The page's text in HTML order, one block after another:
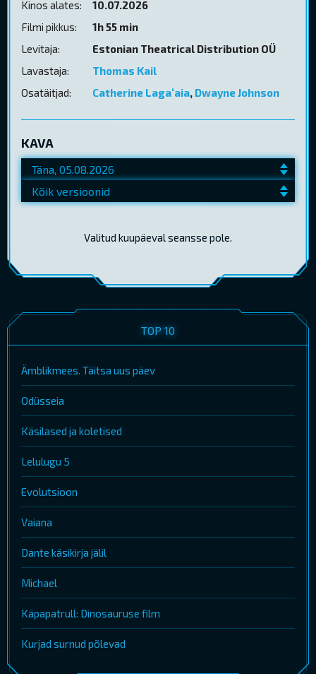
Kinos alates:
10.07.2026
Filmi pikkus:
1h 55 min
Levitaja:
Estonian Theatrical Distribution OÜ
Lavastaja:
Thomas Kail
Osatäitjad:
Catherine Lagaʻaia, Dwayne Johnson
KAVA
Valitud kuupäeval seansse pole.
TOP 10
Ämblikmees. Täitsa uus päev
Odüsseia
Käsilased ja koletised
Lelulugu 5
Evolutsioon
Vaiana
Dante käsikirja jälil
Michael
Käpapatrull: Dinosauruse film
Kurjad surnud põlevad